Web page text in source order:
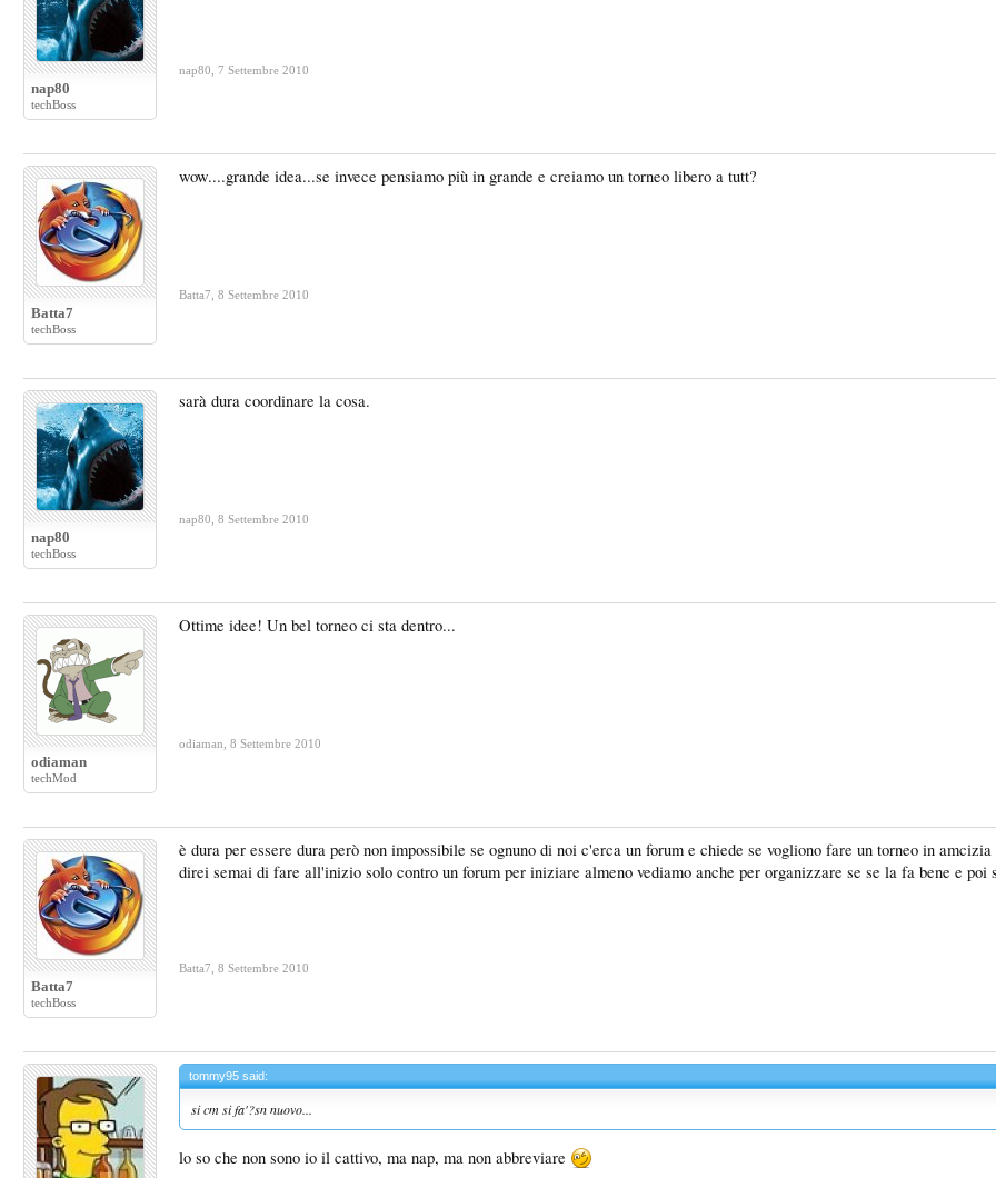
nap80
techBoss
nap80 7 Settembre 2010
Batta7
techBoss
wow....grande idea...se invece pensiamo più in grande e creiamo un torneo libero a tutt?
Batta7 8 Settembre 2010
nap80
techBoss
sarà dura coordinare la cosa.
nap80 8 Settembre 2010
odiaman
techMod
Ottime idee! Un bel torneo ci sta dentro...
odiaman 8 Settembre 2010
Batta7
techBoss
è dura per essere dura però non impossibile se ognuno di noi c'erca un forum e chiede se vogliono fare un torneo in
direi semai di fare all'inizio solo contro un forum per iniziare almeno vediamo anche per organizzare se se la fa bene e poi
Batta7 8 Settembre 2010
tommy95 said:
si cm si fa'?sn nuovo...
lo so che non sono io il cattivo, ma nap, ma non abbreviare